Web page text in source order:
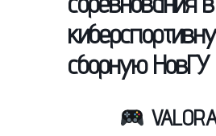
сборную НовГУ